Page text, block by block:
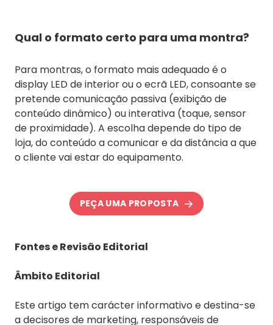
Qual o formato certo para uma montra?
Para montras, o formato mais adequado é o
display LED de interior ou o ecrã LED, consoante se
pretende comunicação passiva (exibição de
conteúdo dinâmico) ou interativa (toque, sensor
de proximidade). A escolha depende do tipo de
loja, do conteúdo a comunicar e da distância a que
o cliente vai estar do equipamento.
PEÇA UMA PROPOSTA
Fontes e Revisão Editorial
Âmbito Editorial
Este artigo tem carácter informativo e destina-se
a decisores de marketing, responsáveis de